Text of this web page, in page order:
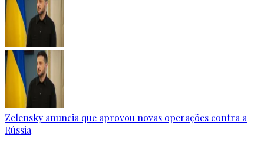
Zelensky anuncia que aprovou novas operações contra a
Rússia